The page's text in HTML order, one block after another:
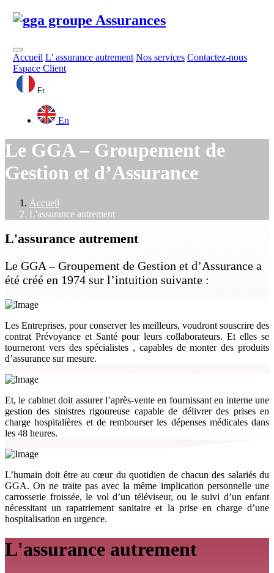
Accueil L' assurance autrement Nos services Contactez-nous
Espace Client
Fr
En
Le GGA – Groupement de
Gestion et d’Assurance
Accueil
L'assurance autrement
L'assurance autrement
Le GGA – Groupement de Gestion et d’Assurance a
été créé en 1974 sur l’intuition suivante :
LesEntreprises, pour conserver les meilleurs, voudront souscrire des
contrat Prévoyance et Santé pour leurs collaborateurs. Et elles se
tourneront vers desspécialistes , capables de monter des produits
d’assurance sur mesure.
Et, le cabinet doit assurer l’après-vente en fournissant en interne une
gestion des sinistresrigoureuse capable de délivrer des prises en
charge hospitalières et de rembourser les dépenses médicales dans
les 48 heures.
L’humain doit être au cœur du quotidien de chacun des salariés du
GGA. On ne traite pas avec la même implication personnelle une
carrosserie froissée, le vol d’un téléviseur, ou le suivi d’un enfant
nécessitantun rapatriement sanitaire et la prise en charge d’une
hospitalisation en urgence.
L'assurance autrement